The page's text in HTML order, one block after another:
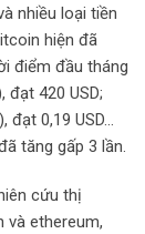
nhiều loại tiền
hiện đã
điểm đầu tháng
đạt 420 USD;
đạt 0,19 USD…
tăng gấp 3 lần.
cứu thị
và ethereum,